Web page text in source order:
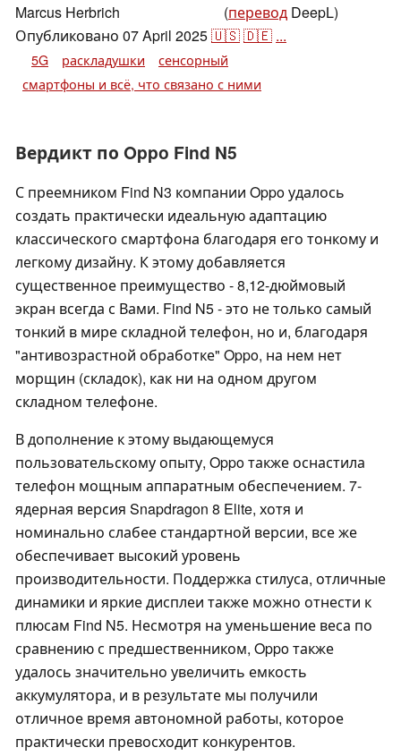
Marcus Herbrich
(перевод DeepL)
Опубликовано 07 April 2025🇺🇸🇩🇪 ...
5G раскладушки
сенсорный
смартфоны и всё, что связано с ними
Вердикт по Oppo Find N5
С преемником Find N3 компании Oppo удалось
создать практически идеальную адаптацию
классического смартфона благодаря его тонкому и
легкому дизайну. К этому добавляется
существенное преимущество - 8,12-дюймовый
экран всегда с Вами. Find N5 - это не только самый
тонкий в мире складной телефон, но и, благодаря
"антивозрастной обработке" Oppo, на нем нет
морщин (складок), как ни на одном другом
складном телефоне.
В дополнение к этому выдающемуся
пользовательскому опыту, Oppo также оснастила
телефон мощным аппаратным обеспечением. 7-
ядерная версия Snapdragon 8 Elite, хотя и
номинально слабее стандартной версии, все же
обеспечивает высокий уровень
производительности. Поддержка стилуса, отличные
динамики и яркие дисплеи также можно отнести к
плюсам Find N5. Несмотря на уменьшение веса по
сравнению с предшественником, Oppo также
удалось значительно увеличить емкость
аккумулятора, и в результате мы получили
отличное время автономной работы, которое
практически превосходит конкурентов.